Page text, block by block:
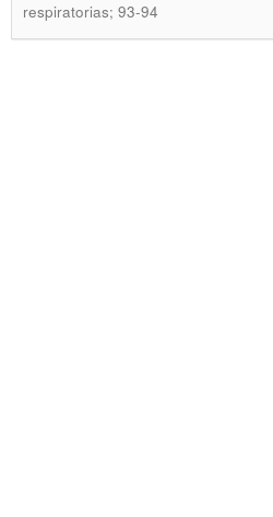
respiratorias; 93-94